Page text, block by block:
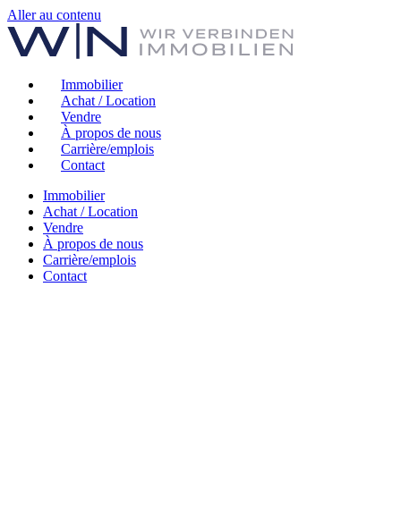
Aller au contenu
Immobilier
Achat / Location
Vendre
À propos de nous
Carrière/emplois
Contact
Immobilier
Achat / Location
Vendre
À propos de nous
Carrière/emplois
Contact